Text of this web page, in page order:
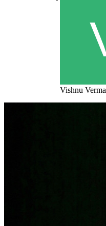
Vishnu Verma